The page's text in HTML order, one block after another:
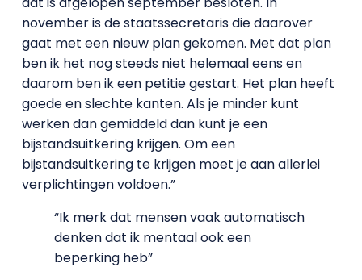
november is de staatssecretaris die daarover
gaat met een nieuw plan gekomen. Met dat plan
ben ik het nog steeds niet helemaal eens en
daarom ben ik een petitie gestart. Het plan heeft
goede en slechte kanten. Als je minder kunt
werken dan gemiddeld dan kunt je een
bijstandsuitkering krijgen. Om een
bijstandsuitkering te krijgen moet je aan allerlei
verplichtingen voldoen.”
“Ik merk dat mensen vaak automatisch
denken dat ik mentaal ook een
beperking heb”